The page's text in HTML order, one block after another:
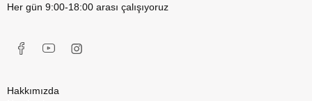
Her gün 9:00-18:00 arası çalışıyoruz
Hakkımızda